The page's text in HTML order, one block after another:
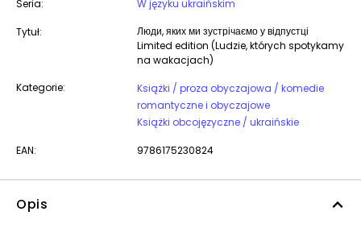
Seria:
W języku ukraińskim
Tytuł:
Люди, яких ми зустрічаємо у відпустці
Limited edition (Ludzie, których spotykamy
na wakacjach)
Kategorie:
Książki / proza obyczajowa / komedie
romantyczne i obyczajowe
Książki obcojęzyczne / ukraińskie
EAN: 9786175230824
Opis